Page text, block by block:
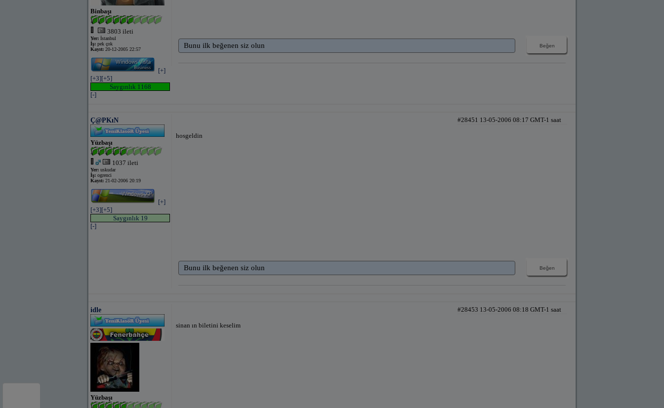
Binbaşı
3803 ileti
Yer: İstanbul
İş: pek çok
Kayıt: 20-12-2005 22:57
[+]
[+3][+5]
Saygınlık 1168
[-]
Bunu ilk beğenen siz olun
Ç@PKıN
Yüzbaşı
1037 ileti
Yer: uskudar
İş: ogrenci
Kayıt: 21-02-2006 20:19
[+]
[+3][+5]
Saygınlık 19
[-]
#28451 13-05-2006 08:17 GMT-1 saat
hosgeldin
Bunu ilk beğenen siz olun
idle
Yüzbaşı
#28453 13-05-2006 08:18 GMT-1 saat
sinan ın biletini keselim